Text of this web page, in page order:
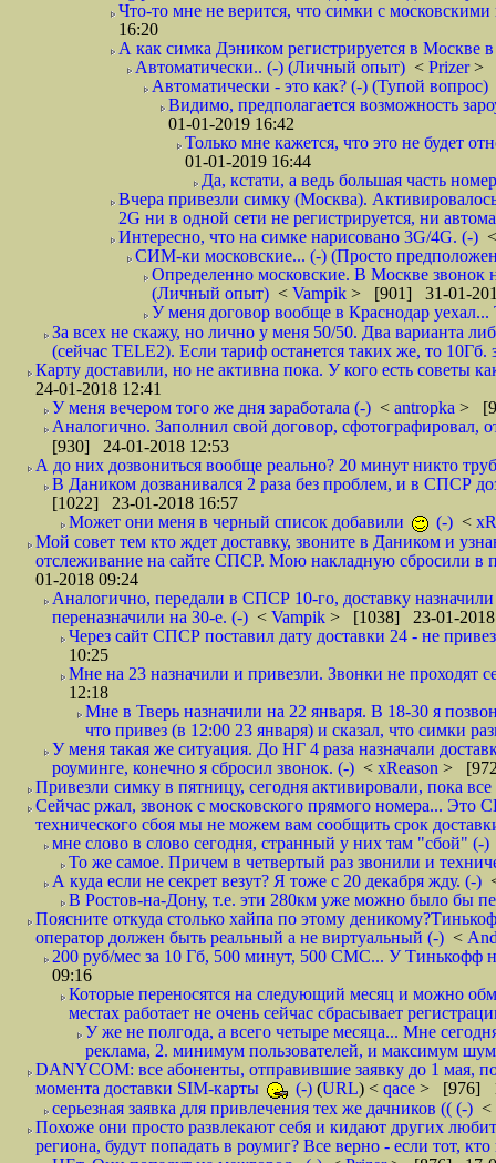
Что-то мне не верится, что симки с
16:20
А как симка Дэником регистрируется в Москве
Автоматически.. (-) (Личный опыт) < Prizer>
Автоматически - это как? (-) (Тупой вопрос)
Видимо, предполагается возможность
01-01-2019 16:42
Только мне кажется, что это не будет
01-01-2019 16:44
Да, кстати, а ведь большая часть
Вчера привезли симку (Москва).
2G ни в одной сети не регистрируется, ни
Интересно, что на симке нарисовано 3G/4G. (-)
СИМ-ки московские... (-) (Просто
Определенно московские. В Москве звонок
(Личный опыт) < Vampik > [901] 31-01-
У меня договор вообще в Краснодар
За всех не скажу, но лично у меня 50/50. Два варианта
(сейчас TELE2). Если тариф останется таких же, то
Карту доставили, но не активна пока. У кого есть советы
24-01-2018 12:41
У меня вечером того же дня заработала (-) < antropka >
Аналогично. Заполнил свой договор,
[930] 24-01-2018 12:53
А до них дозвониться вообще реально? 20 минут никто
В Даником дозванивался 2 раза без проблем, и в СПСР
[1022] 23-01-2018 16:57
Может они меня в черный список добавили
(-) <
Мой совет тем кто ждет доставку, звоните в Даником и
отслеживание на сайте СПСР. Мою накладную сбросили
01-2018 09:24
Аналогично, передали в СПСР 10-го, доставку
переназначили на 30-е. (-) < Vampik > [1038] 23-01-2018
Через сайт СПСР поставил дату доставки 24 - не
10:25
Мне на 23 назначили и привезли. Звонки не
12:18
Мне в Тверь назначили на 22 января. В 18-30 я
что привез (в 12:00 23 января) и сказал, что симки
У меня такая же ситуация. До НГ 4 раза назначали
роуминге, конечно я сбросил звонок. (-) < xReason >
Привезли симку в пятницу, сегодня активировали, пока
Сейчас ржал, звонок с московского прямого номера... Это
технического сбоя мы не можем вам сообщить срок
мне слово в слово сегодня, странный у них там "сбой" (-)
То же самое. Причем в четвертый раз звонили и
А куда если не секрет везут? Я тоже с 20 декабря жду. (-)
В Ростов-на-Дону, т.е. эти 280км уже можно было бы
Поясните откуда столько хайпа по этому
оператор должен быть реальный а не виртуальный (-) <
200 руб/мес за 10 Гб, 500 минут, 500 СМС... У Тинькофф
09:16
Которые переносятся на следующий месяц и можно
местах работает не очень сейчас сбрасывает
У же не полгода, а всего четыре месяца... Мне
реклама, 2. минимум пользователей, и максимум
DANYCOM: все абоненты, отправившие заявку до 1 мая,
момента доставки SIM-карты
(-) (URL) < qace > [976]
серьезная заявка для привлечения тех же дачников (( (-) <
Похоже они просто развлекают себя и кидают других
региона, будут попадать в роумиг? Все верно - если тот,